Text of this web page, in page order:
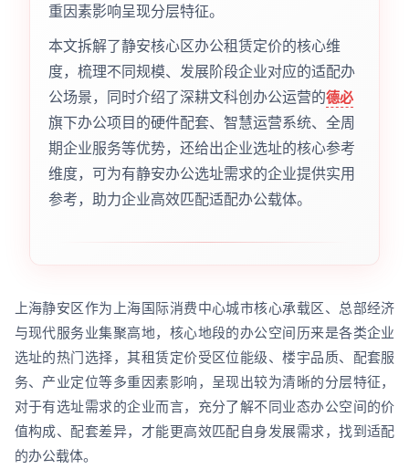
重因素影响呈现分层特征。
本文拆解了静安核心区办公租赁定价的核心维
度，梳理不同规模、发展阶段企业对应的适配办
公场景，同时介绍了深耕文科创办公运营的德必
旗下办公项目的硬件配套、智慧运营系统、全周
期企业服务等优势，还给出企业选址的核心参考
维度，可为有静安办公选址需求的企业提供实用
参考，助力企业高效匹配适配办公载体。
上海静安区作为上海国际消费中心城市核心承载区、总部经济
与现代服务业集聚高地，核心地段的办公空间历来是各类企业
选址的热门选择，其租赁定价受区位能级、楼宇品质、配套服
务、产业定位等多重因素影响，呈现出较为清晰的分层特征，
对于有选址需求的企业而言，充分了解不同业态办公空间的价
值构成、配套差异，才能更高效匹配自身发展需求，找到适配
的办公载体。